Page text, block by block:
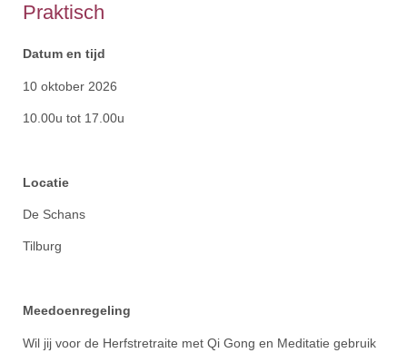
Praktisch
Datum en tijd
10 oktober 2026
10.00u tot 17.00u
Locatie
De Schans
Tilburg
Meedoenregeling
Wil jij voor de Herfstretraite met Qi Gong en Meditatie gebruik